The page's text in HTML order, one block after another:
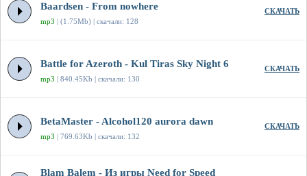
Baardsen - From nowhere
mp3 | (1.75Mb) | скачали: 128
СКАЧАТЬ
Battle for Azeroth - Kul Tiras Sky Night 6
mp3 | 840.45Kb | скачали: 130
СКАЧАТЬ
BetaMaster - Alcohol120 aurora dawn
mp3 | 769.63Kb | скачали: 132
СКАЧАТЬ
Blam Balem - Из игры Need for Speed